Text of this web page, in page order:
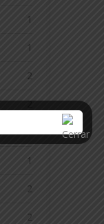
1
1
2
2
1
1
2
2